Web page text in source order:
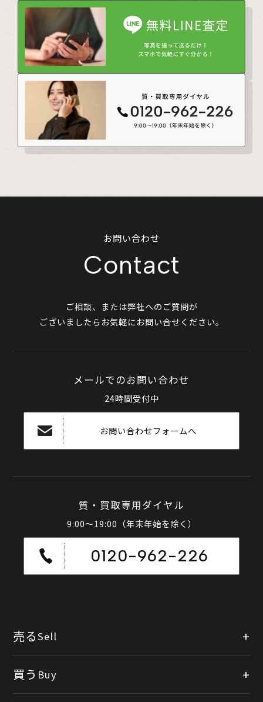
お問い合わせ
Contact
ご相談、または弊社へのご質問が
ございましたらお気軽にお問い合せください。
メールでのお問い合わせ
24時間受付中
お問い合わせフォームへ
質・買取専用ダイヤル
9:00～19:00（年末年始を除く）
0120-962-226
売るSell
店頭買取
買う Buy